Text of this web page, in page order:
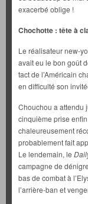
exacerbé oblige !
Chochotte : tête à
Le réalisateur new-
avait eu le bon goût
tact de l’Américain
en difficulté son
Chouchou a attendu
cinquième prise
chaleureusement
probablement fait
Le lendemain, le
campagne de
bas de combat à
l’arrière-ban et